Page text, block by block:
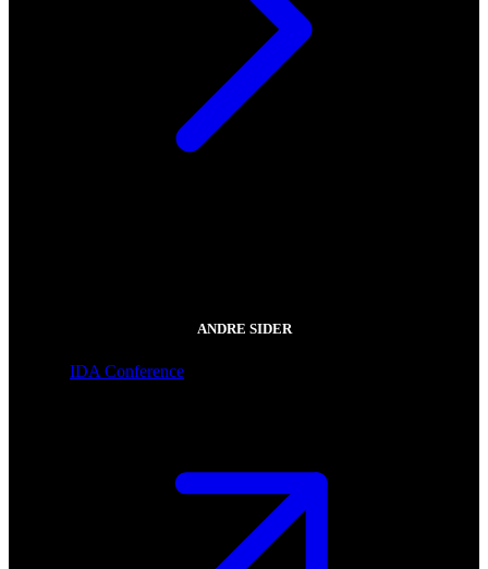
ANDRE SIDER
IDA Conference